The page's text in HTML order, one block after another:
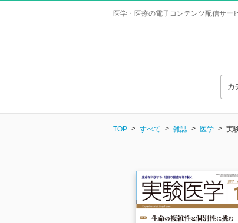
医学・医療の電子コンテンツ配信サー
カ
TOP すべて 雑誌 医学 実